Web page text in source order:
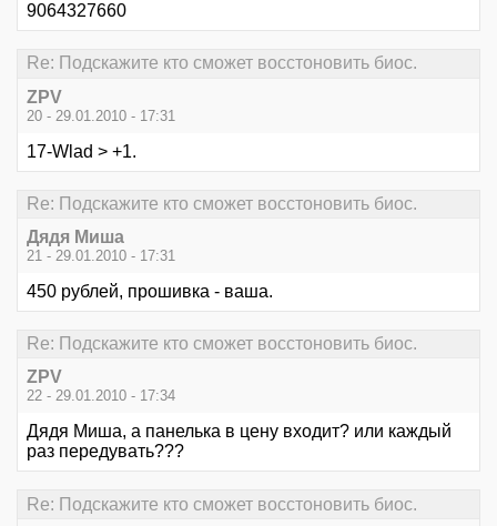
9064327660
Re: Подскажите кто сможет восстоновить биос.
ZPV
20 - 29.01.2010 - 17:31
17-Wlad > +1.
Re: Подскажите кто сможет восстоновить биос.
Дядя Миша
21 - 29.01.2010 - 17:31
450 рублей, прошивка - ваша.
Re: Подскажите кто сможет восстоновить биос.
ZPV
22 - 29.01.2010 - 17:34
Дядя Миша, а панелька в цену входит? или каждый
раз передувать???
Re: Подскажите кто сможет восстоновить биос.